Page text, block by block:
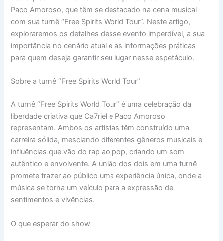
Paco Amoroso, que têm se destacado na cena musical
com sua turnê “Free Spirits World Tour”. Neste artigo,
exploraremos os detalhes desse evento imperdível, a sua
importância no cenário atual e as informações práticas
para quem deseja garantir seu lugar nesse espetáculo.
Sobre a turnê “Free Spirits World Tour”
A turnê “Free Spirits World Tour” é uma celebração da
liberdade criativa que Ca7riel e Paco Amoroso
representam. Ambos os artistas têm construído uma
carreira sólida, mesclando diferentes gêneros musicais e
influências que vão do rap ao pop, criando um som
autêntico e envolvente. A união dos dois em uma turnê
promete trazer ao público uma experiência única, onde a
música se torna um veículo para a expressão de
sentimentos e vivências.
O que esperar do show